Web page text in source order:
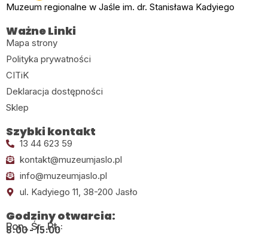
Muzeum regionalne w Jaśle im. dr. Stanisława Kadyiego
Ważne Linki
Mapa strony
Polityka prywatności
CITiK
Deklaracja dostępności
Sklep
Szybki kontakt
13 44 623 59
kontakt@muzeumjaslo.pl
info@muzeumjaslo.pl
ul. Kadyiego 11, 38-200 Jasło
Godziny otwarcia:
Pon., Śr., Pt.:
8:00 - 15:00